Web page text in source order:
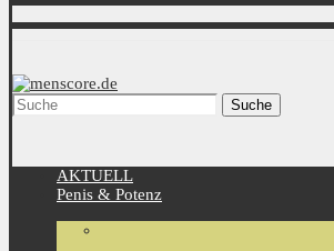
Suche
AKTUELL
Penis & Potenz